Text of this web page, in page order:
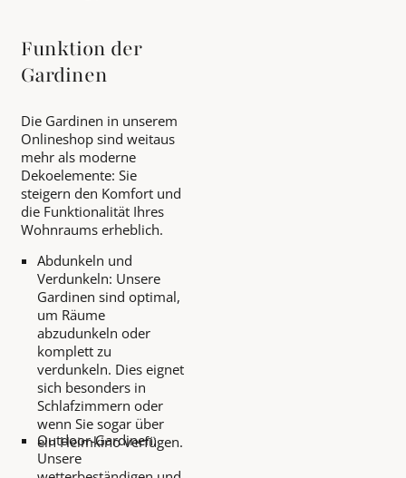
Funktion der
Gardinen
Die Gardinen in unserem
Onlineshop sind weitaus
mehr als moderne
Dekoelemente: Sie
steigern den Komfort und
die Funktionalität Ihres
Wohnraums erheblich.
Abdunkeln und
Verdunkeln: Unsere
Gardinen sind optimal,
um Räume
abzudunkeln oder
komplett zu
verdunkeln. Dies eignet
sich besonders in
Schlafzimmern oder
wenn Sie sogar über
ein Heimkino verfügen.
Outdoor-Gardinen:
Unsere